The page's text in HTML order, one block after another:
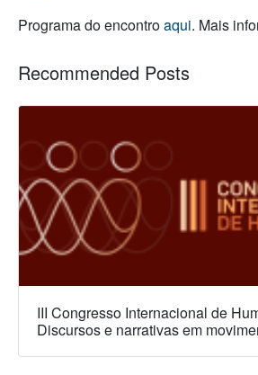
Programa do encontroaqui. Mais
Recommended Posts
III Congresso Internacional de
Discursos e narrativas em